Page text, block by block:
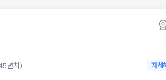
트로, 1982.12 입주한 45년차 단지입니다.
시세는 1.8억, 전세는 1.1억입니다.
작전중학교, 인천효성고등학교가 있습니다.
년차) 작전
자세